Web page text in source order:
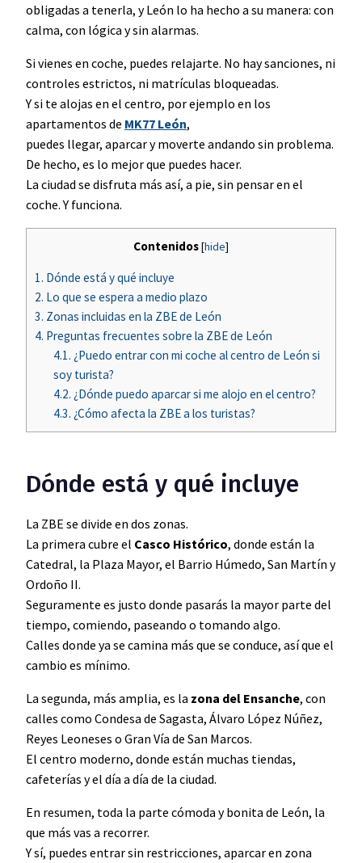
obligadas a tenerla, y León lo ha hecho a su manera: con
calma, con lógica y sin alarmas.
Si vienes en coche, puedes relajarte. No hay sanciones, ni
controles estrictos, ni matrículas bloqueadas.
Y si te alojas en el centro, por ejemplo en los
apartamentos de MK77 León,
puedes llegar, aparcar y moverte andando sin problema.
De hecho, es lo mejor que puedes hacer.
La ciudad se disfruta más así, a pie, sin pensar en el
coche. Y funciona.
Contenidos[hide]
1. Dónde está y qué incluye
2. Lo que se espera a medio plazo
3. Zonas incluidas en la ZBE de León
4. Preguntas frecuentes sobre la ZBE de León
4.1. ¿Puedo entrar con mi coche al centro de León si
soy turista?
4.2. ¿Dónde puedo aparcar si me alojo en el centro?
4.3. ¿Cómo afecta la ZBE a los turistas?
Dónde está y qué incluye
La ZBE se divide en dos zonas.
La primera cubre el Casco Histórico, donde están la
Catedral, la Plaza Mayor, el Barrio Húmedo, San Martín y
Ordoño II.
Seguramente es justo donde pasarás la mayor parte del
tiempo, comiendo, paseando o tomando algo.
Calles donde ya se camina más que se conduce, así que el
cambio es mínimo.
La segunda, más amplia, es la zona del Ensanche, con
calles como Condesa de Sagasta, Álvaro López Núñez,
Reyes Leoneses o Gran Vía de San Marcos.
El centro moderno, donde están muchas tiendas,
cafeterías y el día a día de la ciudad.
En resumen, toda la parte cómoda y bonita de León, la
que más vas a recorrer.
Y sí, puedes entrar sin restricciones, aparcar en zona